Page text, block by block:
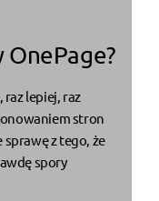
raz lepiej, raz
stron
sprawę z tego, że
spory